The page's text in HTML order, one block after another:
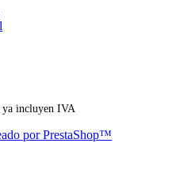
ya incluyen IVA
por PrestaShop™